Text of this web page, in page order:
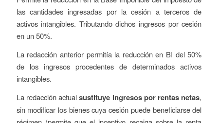
las cantidades ingresadas por la cesión a terceros de
activos intangibles. Tributando dichos ingresos por cesión
en un 50%.
La redacción anterior permitía la reducción en BI del 50%
de los ingresos procedentes de determinados activos
intangibles.
La redacción actualsustituye ingresos por rentas netas,
sin modificar los bienes cuya cesión puede beneficiarse del